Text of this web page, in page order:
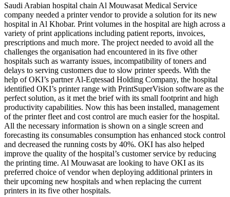
Saudi Arabian hospital chain Al Mouwasat Medical Service
company needed a printer vendor to provide a solution for its new
hospital in Al Khobar. Print volumes in the hospital are high across a
variety of print applications including patient reports, invoices,
prescriptions and much more. The project needed to avoid all the
challenges the organisation had encountered in its five other
hospitals such as warranty issues, incompatibility of toners and
delays to serving customers due to slow printer speeds. With the
help of OKI’s partner Al-Eqtessad Holding Company, the hospital
identified OKI’s printer range with PrintSuperVision software as the
perfect solution, as it met the brief with its small footprint and high
productivity capabilities. Now this has been installed, management
of the printer fleet and cost control are much easier for the hospital.
All the necessary information is shown on a single screen and
forecasting its consumables consumption has enhanced stock control
and decreased the running costs by 40%. OKI has also helped
improve the quality of the hospital’s customer service by reducing
the printing time. Al Mouwasat are looking to have OKI as its
preferred choice of vendor when deploying additional printers in
their upcoming new hospitals and when replacing the current
printers in its five other hospitals.